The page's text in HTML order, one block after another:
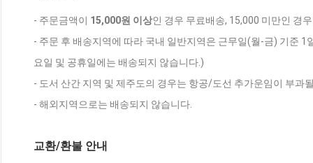
- 주문금액이 15,000원 이상인 경우 무료배송, 15,000 미만인 경
- 주문 후 배송지역에 따라 국내 일반지역은 근무일(월-금) 기준
요일 및 공휴일에는 배송되지 않습니다.)
- 도서 산간 지역 및 제주도의 경우는 항공/도선 추가운임이 부과
- 해외지역으로는 배송되지 않습니다.
교환/환불 안내